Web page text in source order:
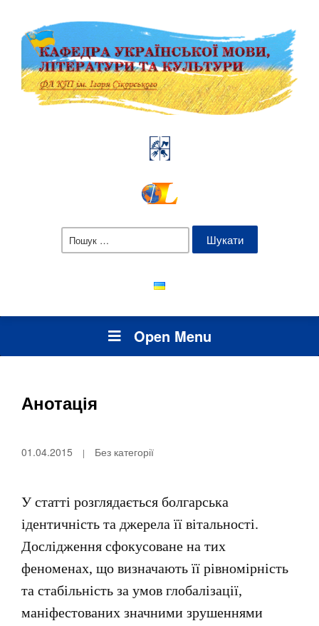
Пошук:
Open Menu
Анотація
01.04.2015 Без категорії
У статті розглядається болгарська
ідентичність та джерела її вітальності.
Дослідження сфокусоване на тих
феноменах, що визначають її рівномірність
та стабільність за умов глобалізації,
маніфестованих значними зрушеннями